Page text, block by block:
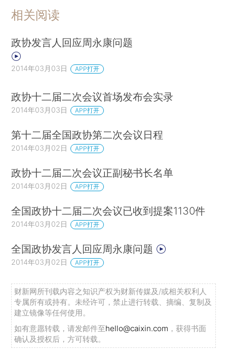
方面的危机不影响实体经济的正常运转。有效的破
经济效率的保障。
为此建议：
（一）加快建立地方资产管理公司
我国已有相关法律，但是由于整体法律环境、
信用体系等还不完善，破产重整在实践中很难操
作。这就需要地方政府行政力量发挥作用，其具体
财政部、银监会发布的《金融企业不良资产批
设立或授权一家资产管理或经营公司参与本省范围
内的不良资产批量转让工作。有些地区据此已经开
始设立相关机构。应当鼓励和支持在全国范围内进
一步推广。利用其专业团队，为企业量身打造一整
整程序担任破产管理人角色。这不仅可为企业争取
到宝贵的时间，能够真正化解由于负债问题而导致
的危机，最大限度地保护了债权人的权益，也在一
定程度上维护了社会稳定，是一个多赢的结果。对
于银行，政府背景的资产管理公司出面，容易与银
相关阅读
政协发言人回应周永康问题
2014年03月03日 APP打开
政协十二届二次会议首场发布会实录
2014年03月03日 APP打开
第十二届全国政协第二次会议日程
2014年03月02日 APP打开
政协十二届二次会议正副秘书长名单
2014年03月02日 APP打开
全国政协十二届二次会议已收到提案1130件
2014年03月02日 APP打开
全国政协发言人回应周永康问题
2014年03月02日 APP打开
财新网所刊载内容之知识产权为财新传媒及/或相关权利人
专属所有或持有。未经许可，禁止进行转载、摘编、复制及
建立镜像等任何使用。
如有意愿转载，请发邮件至hello@caixin.com ，获得书面
确认及授权后，方可转载。